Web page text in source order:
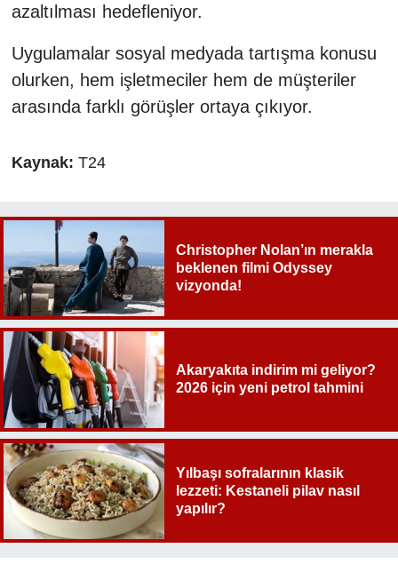
azaltılması hedefleniyor.
Uygulamalar sosyal medyada tartışma konusu
olurken, hem işletmeciler hem de müşteriler
arasında farklı görüşler ortaya çıkıyor.
Kaynak: T24
Christopher Nolan’ın merakla
beklenen filmi Odyssey
vizyonda!
Akaryakıta indirim mi geliyor?
2026 için yeni petrol tahmini
Yılbaşı sofralarının klasik
lezzeti: Kestaneli pilav nasıl
yapılır?